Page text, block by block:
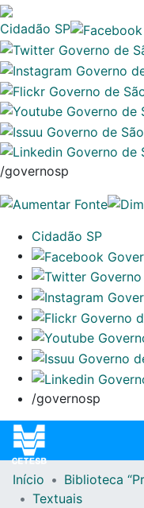
Cidadão SP
/governosp
Cidadão SP
/governosp
Home
Início
Biblioteca
Textuais